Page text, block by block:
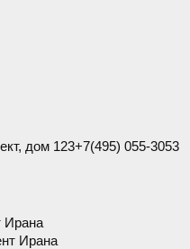
дом 123+7(495) 055-3053
Ирана